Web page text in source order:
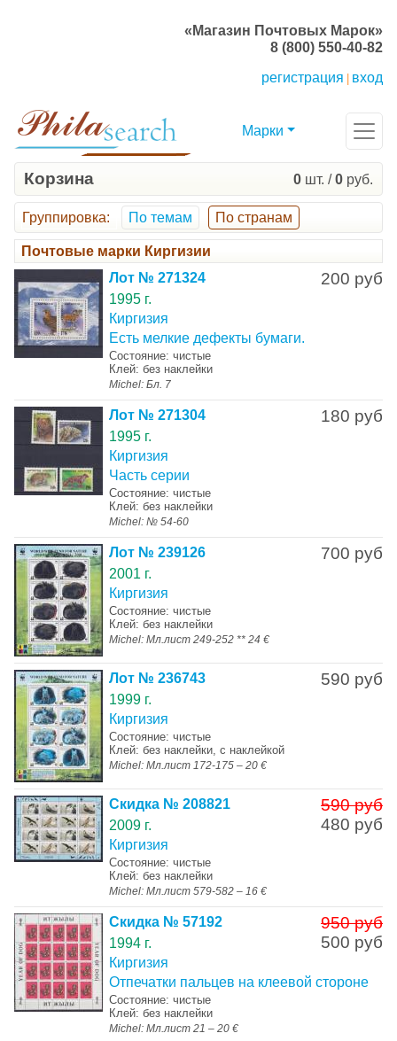
«Магазин Почтовых Марок»
8 (800) 550-40-82
регистрация
вход
Марки
Корзина 0 шт. /0 руб.
Группировка: По темам По странам
Почтовые марки Киргизии
200 руб
Лот № 271324
1995 г.
Киргизия
Есть мелкие дефекты бумаги.
Состояние: чистые
Клей: без наклейки
Michel: Бл. 7
180 руб
Лот № 271304
1995 г.
Киргизия
Часть серии
Состояние: чистые
Клей: без наклейки
Michel: № 54-60
700 руб
Лот № 239126
2001 г.
Киргизия
Состояние: чистые
Клей: без наклейки
Michel: Мл.лист 249-252 ** 24 €
590 руб
Лот № 236743
1999 г.
Киргизия
Состояние: чистые
Клей: без наклейки, с наклейкой
Michel: Мл.лист 172-175 – 20 €
590 руб
480 руб
Скидка № 208821
2009 г.
Киргизия
Состояние: чистые
Клей: без наклейки
Michel: Мл.лист 579-582 – 16 €
950 руб
500 руб
Скидка № 57192
1994 г.
Киргизия
Отпечатки пальцев на клеевой стороне
Состояние: чистые
Клей: без наклейки
Michel: Мл.лист 21 – 20 €